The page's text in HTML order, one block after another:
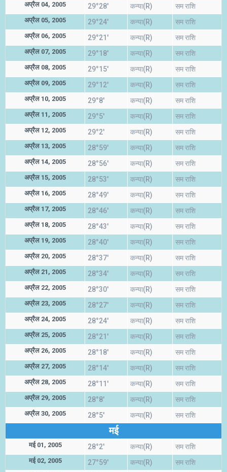
अप्रैल 04, 2005 29°28' कन्या(R) सम राशि
अप्रैल 05, 2005 29°24' कन्या(R) सम राशि
अप्रैल 06, 2005 29°21' कन्या(R) सम राशि
अप्रैल 07, 2005 29°18' कन्या(R) सम राशि
अप्रैल 08, 2005 29°15' कन्या(R) सम राशि
अप्रैल 09, 2005 29°12' कन्या(R) सम राशि
अप्रैल 10, 2005 29°8' कन्या(R) सम राशि
अप्रैल 11, 2005 29°5' कन्या(R) सम राशि
अप्रैल 12, 2005 29°2' कन्या(R) सम राशि
अप्रैल 13, 2005 28°59' कन्या(R) सम राशि
अप्रैल 14, 2005 28°56' कन्या(R) सम राशि
अप्रैल 15, 2005 28°53' कन्या(R) सम राशि
अप्रैल 16, 2005 28°49' कन्या(R) सम राशि
अप्रैल 17, 2005 28°46' कन्या(R) सम राशि
अप्रैल 18, 2005 28°43' कन्या(R) सम राशि
अप्रैल 19, 2005 28°40' कन्या(R) सम राशि
अप्रैल 20, 2005 28°37' कन्या(R) सम राशि
अप्रैल 21, 2005 28°34' कन्या(R) सम राशि
अप्रैल 22, 2005 28°30' कन्या(R) सम राशि
अप्रैल 23, 2005 28°27' कन्या(R) सम राशि
अप्रैल 24, 2005 28°24' कन्या(R) सम राशि
अप्रैल 25, 2005 28°21' कन्या(R) सम राशि
अप्रैल 26, 2005 28°18' कन्या(R) सम राशि
अप्रैल 27, 2005 28°14' कन्या(R) सम राशि
अप्रैल 28, 2005 28°11' कन्या(R) सम राशि
अप्रैल 29, 2005 28°8' कन्या(R) सम राशि
अप्रैल 30, 2005 28°5' कन्या(R) सम राशि
मई
मई 01, 2005 28°2' कन्या(R) सम राशि
मई 02, 2005 27°59' कन्या(R) सम राशि